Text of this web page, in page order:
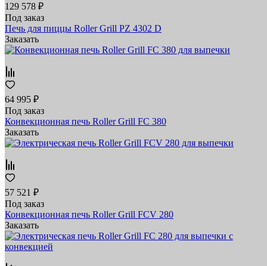
129 578 ₽
Под заказ
Печь для пиццы Roller Grill PZ 4302 D
Заказать
64 995 ₽
Под заказ
Конвекционная печь Roller Grill FC 380
Заказать
57 521 ₽
Под заказ
Конвекционная печь Roller Grill FCV 280
Заказать